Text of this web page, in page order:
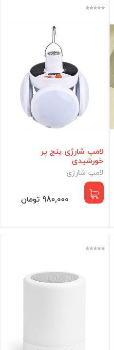
لامپ شارژی پنج پر
خورشیدی
لامپ شارژی
980,000 تومان